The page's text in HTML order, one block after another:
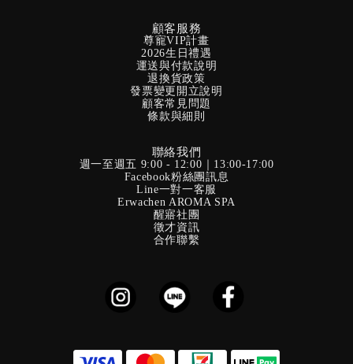
顧客服務
尊寵VIP計畫
2026生日禮遇
運送與付款說明
退換貨政策
發票變更開立說明
顧客常見問題
條款與細則
聯絡我們
週一至週五 9:00 - 12:00｜13:00-17:00
Facebook粉絲團訊息
Line一對一客服
Erwachen AROMA SPA
醒寤社團
徵才資訊
合作聯繫